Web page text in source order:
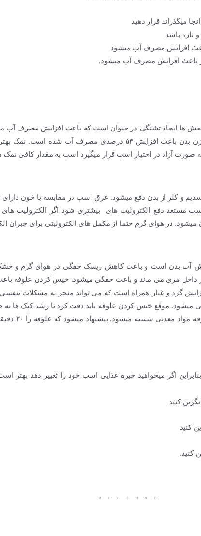
میگذراند قرار دهید
افزایش مصرف آب میشود
باعث افزایش مصرف آب میشود.
ها ایجاد تشنگی در حیوان است که باعث افزایش مصرف آب
که افزایش مقدار نمک از ۵۰ به ۱۰۰میلی گرم بر کیلوگرم وزن بدن باعث
صورت آزاد در اختیار اسب قرار میگیرد اسب به مقدار کافی نمک
و کلر از بدن دفع میشود. عرق اسب در مقایسه با خون
دفع الکترولیت های بیشتری شود اگر الکترولیت های
در هوای گرم حتما از مکمل های الکترولیتی برای جبران
آب بدن است و باعث کاهش ریسک خفگی در هوای گرم و
در داخل مری می ماند و باعث خفگی میشود. خیس کردن علوفه
گرد و غبار همراه است که می تواند منجر به مشکلات
موقع خیس کردن علوفه باید دقت کرد تا رشد کپک ها به
به جیره ی
اگر میخواهید جیره غذایی اسب خود را تغییر دهد بهتر است